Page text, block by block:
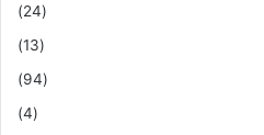
(24)
(13)
(94)
(4)